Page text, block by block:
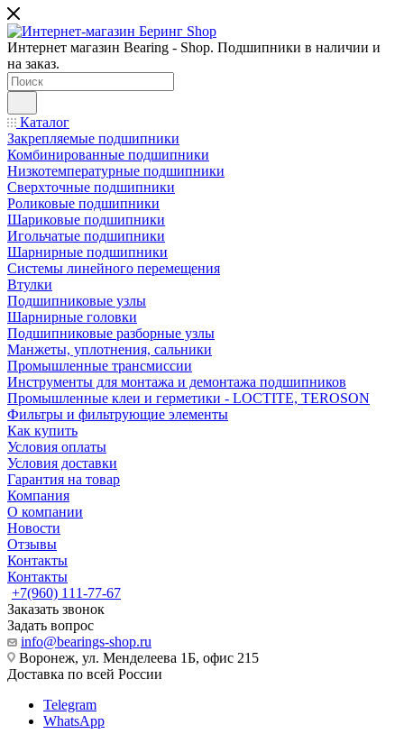
Интернет магазин Bearing - Shop. Подшипники в наличии и
на заказ.
Каталог
Закрепляемые подшипники
Комбинированные подшипники
Низкотемпературные подшипники
Сверхточные подшипники
Роликовые подшипники
Шариковые подшипники
Игольчатые подшипники
Шарнирные подшипники
Системы линейного перемещения
Втулки
Подшипниковые узлы
Шарнирные головки
Подшипниковые разборные узлы
Манжеты, уплотнения, сальники
Промышленные трансмиссии
Инструменты для монтажа и демонтажа подшипников
Промышленные клеи и герметики - LOCTITE, TEROSON
Фильтры и фильтрующие элементы
Как купить
Условия оплаты
Условия доставки
Гарантия на товар
Компания
О компании
Новости
Отзывы
Контакты
Контакты
+7(960) 111-77-67
Заказать звонок
Задать вопрос
info@bearings-shop.ru
Воронеж, ул. Менделеева 1Б, офис 215
Доставка по всей России
Telegram
WhatsApp